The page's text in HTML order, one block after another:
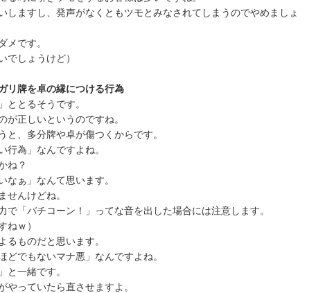
しますし、発声がなくともツモとみなされてしまうのでやめましょ
メです。
でしょうけど）
リ牌を卓の縁につける行為
ととるそうです。
が正しいというのですね。
と、多分牌や卓が傷つくからです。
行為」なんですよね。
ね？
なぁ」なんて思います。
せんけどね。
で「バチコーン！」ってな音を出した場合には注意します。
ねｗ）
るものだと思います。
どでもないマナ悪」なんですよね。
と一緒です。
やっていたら直させますよ。